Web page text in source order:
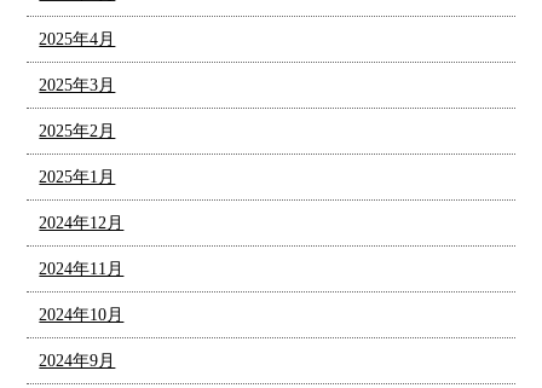
2025年4月
2025年3月
2025年2月
2025年1月
2024年12月
2024年11月
2024年10月
2024年9月